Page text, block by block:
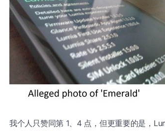
我个人只赞同第 1、4 点，但更重要的是，